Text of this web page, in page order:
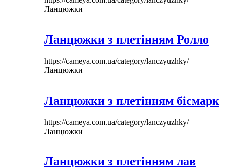
Ланцюжки
Ланцюжки з плетінням Ролло
https://cameya.com.ua/category/lanczyuzhky/
Ланцюжки
Ланцюжки з плетінням бісмарк
https://cameya.com.ua/category/lanczyuzhky/
Ланцюжки
Ланцюжки з плетінням лав